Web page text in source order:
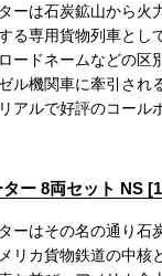
ーは石炭鉱山から火
る専用貨物列車とし
ードネームなどの区
ル機関車に牽引され
アルで好評のコール
ー 8両セット NS
ーはその名の通り石
リカ貨物鉄道の中核